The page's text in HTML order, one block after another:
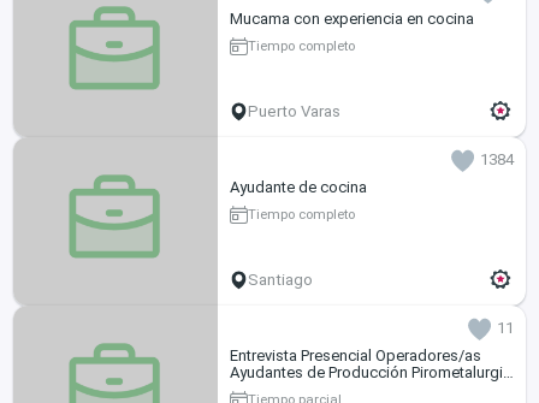
Mucama con experiencia en cocina
Tiempo completo
Puerto Varas
1384
Ayudante de cocina
Tiempo completo
Santiago
11
Entrevista Presencial Operadores/as
Ayudantes de Producción Pirometalurgia
Antofagasta
Tiempo parcial